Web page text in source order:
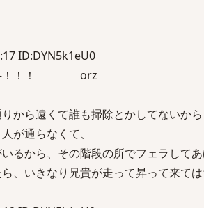
ID:DYN5k1eU0
！！！ orz
から遠くて誰も掃除とかしてないから
が通らなくて、
るから、その階段の所でフェラしてあ
、いきなり兄貴が走って昇って来ては